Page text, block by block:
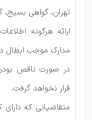
تهران، گواهی بسیج،
ارائه هرگونه
مدارک موجب ابطال
در صورت ناقص
قرار نخواهد گرفت.
متقاضیانی که